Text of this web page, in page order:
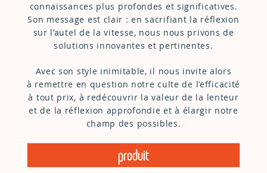
connaissances plus profondes et significatives.
Son message est clair : en sacrifiant la réflexion
sur l’autel de la vitesse, nous nous privons de
solutions innovantes et pertinentes.
Avec son style inimitable, il nous invite alors
à remettre en question notre culte de l’efficacité
à tout prix, à redécouvrir la valeur de la lenteur
et de la réflexion approfondie et à élargir notre
champ des possibles.
produit